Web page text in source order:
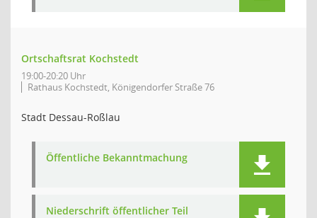
Ortschaftsrat Kochstedt
19:00-20:20 Uhr
Rathaus Kochstedt, Königendorfer Straße 76
Stadt Dessau-Roßlau
Öffentliche Bekanntmachung
Niederschrift öffentlicher Teil